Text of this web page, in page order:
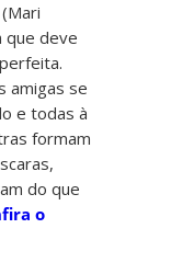
que deve
amigas se
e todas à
formam
do que
o